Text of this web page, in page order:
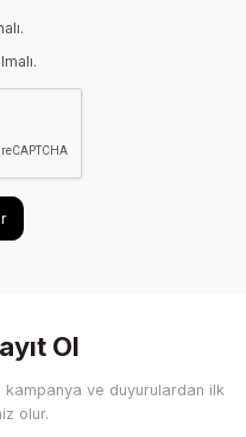
Ol
ve duyurulardan ilk
olur.